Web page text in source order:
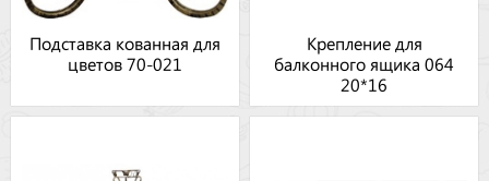
Подставка кованная для
цветов 70-021
Крепление для
балконного ящика 064
20*16